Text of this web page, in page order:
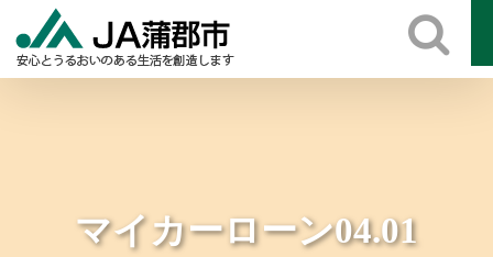
マイカーローン04.01